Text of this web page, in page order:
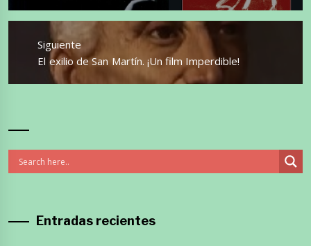
Siguiente
Entrada
siguiente:
El exilio de San Martín. ¡Un film Imperdible!
Entradas recientes